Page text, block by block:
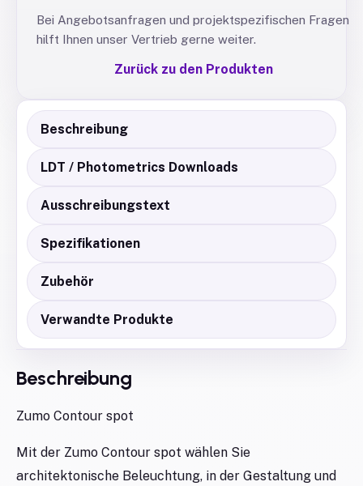
Bei Angebotsanfragen und projektspezifischen Fragen
hilft Ihnen unser Vertrieb gerne weiter.
Zurück zu den Produkten
Beschreibung
LDT / Photometrics Downloads
Ausschreibungstext
Spezifikationen
Zubehör
Verwandte Produkte
Beschreibung
Zumo Contour spot
Mit der Zumo Contour spot wählen Sie
architektonische Beleuchtung, in der Gestaltung und